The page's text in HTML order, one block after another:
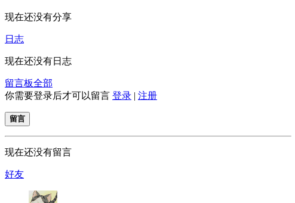
现在还没有分享
日志
现在还没有日志
留言板全部
你需要登录后才可以留言 登录 | 注册
留言
现在还没有留言
好友